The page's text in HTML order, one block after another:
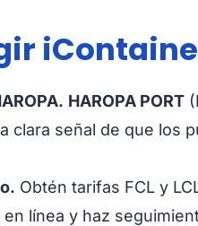
HAROPA PORT
clara señal de que los
Obtén tarifas FCL y
línea y haz